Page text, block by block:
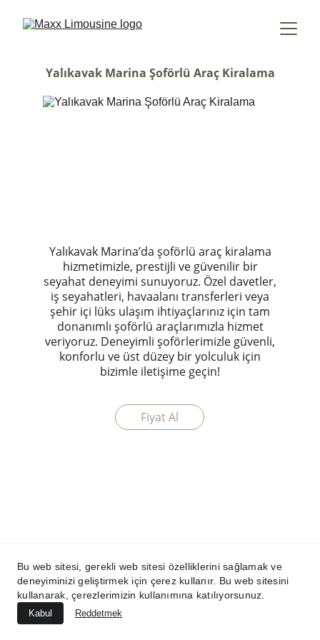
Yalıkavak Marina Şoförlü Araç Kiralama
Yalıkavak Marina’da şoförlü araç kiralama
hizmetimizle, prestijli ve güvenilir bir
seyahat deneyimi sunuyoruz. Özel davetler,
iş seyahatleri, havaalanı transferleri veya
şehir içi lüks ulaşım ihtiyaçlarınız için tam
donanımlı şoförlü araçlarımızla hizmet
veriyoruz. Deneyimli şoförlerimizle güvenli,
konforlu ve üst düzey bir yolculuk için
bizimle iletişime geçin!
Fiyat Al
Bu web sitesi, gerekli web sitesi özelliklerini sağlamak ve
deneyiminizi geliştirmek için çerez kullanır. Bu web sitesini
kullanarak, çerezlerimizin kullanımına katılıyorsunuz.
Kabul Reddetmek